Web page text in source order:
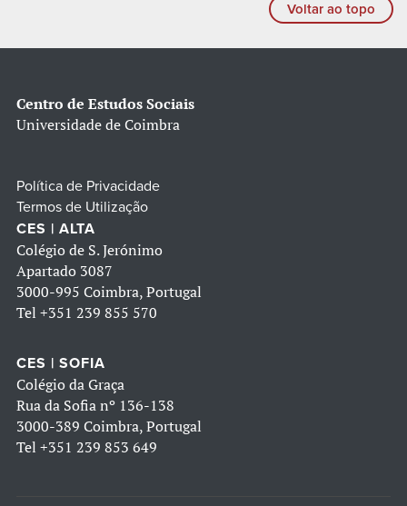
Voltar ao topo
Centro de Estudos Sociais
Universidade de Coimbra
Política de Privacidade
Termos de Utilização
CES | ALTA
Colégio de S. Jerónimo
Apartado 3087
3000-995 Coimbra, Portugal
Tel +351 239 855 570
CES | SOFIA
Colégio da Graça
Rua da Sofia nº 136-138
3000-389 Coimbra, Portugal
Tel +351 239 853 649